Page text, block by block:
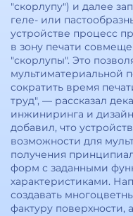
"скорлупу") и далее
геле- или
устройстве процесс
в зону печати
"скорлупы". Это
мультиматериальной
сократить время
труд", — рассказал
инжиниринга и
добавил, что
возможности для
получения
форм с заданными
характеристиками.
создавать
фактуру поверхности,